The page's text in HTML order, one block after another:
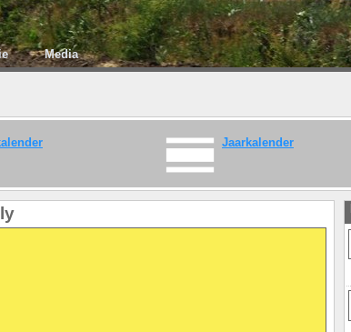
Media
Jaarkalender